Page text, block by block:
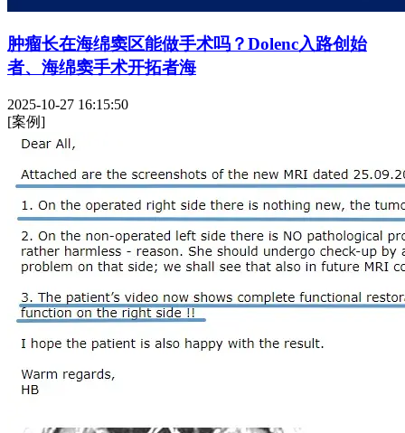
肿瘤长在海绵窦区能做手术吗？Dolenc入路创始
者、海绵窦手术开拓者海
2025-10-27 16:15:50
[案例]